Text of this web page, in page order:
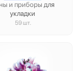
и приборы для
укладки
59 шт.